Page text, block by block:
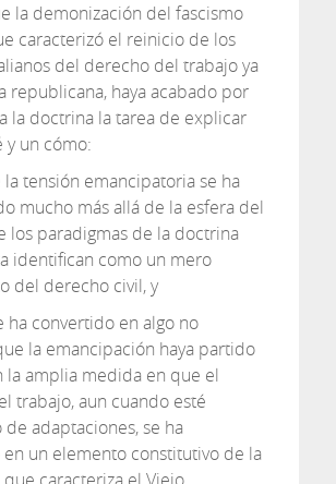
la demonización del fascismo
caracterizó el reinicio de los
del derecho del trabajo ya
republicana, haya acabado por
la doctrina la tarea de explicar
un cómo:
tensión emancipatoria se ha
mucho más allá de la esfera del
los paradigmas de la doctrina
identifican como un mero
del derecho civil, y
convertido en algo no
la emancipación haya partido
la amplia medida en que el
trabajo, aun cuando esté
adaptaciones, se ha
un elemento constitutivo de la